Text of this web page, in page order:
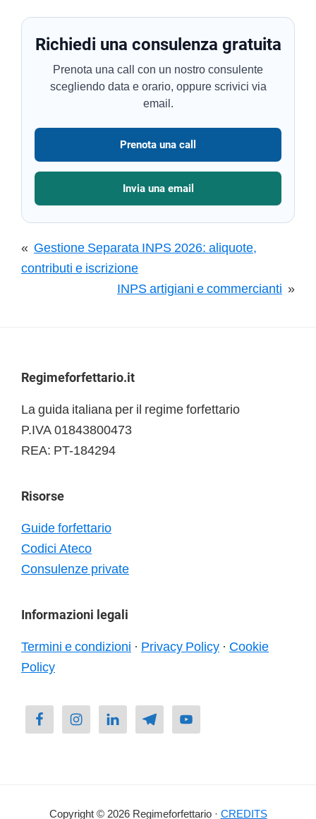
Richiedi una consulenza gratuita
Prenota una call con un nostro consulente
scegliendo data e orario, oppure scrivici via
email.
Prenota una call
Invia una email
« Gestione Separata INPS 2026: aliquote,
contributi e iscrizione
INPS artigiani e commercianti »
Footer
Regimeforfettario.it
La guida italiana per il regime forfettario
P.IVA 01843800473
REA: PT-184294
Risorse
Guide forfettario
Codici Ateco
Consulenze private
Informazioni legali
Termini e condizioni · Privacy Policy · Cookie
Policy
Copyright © 2026 Regimeforfettario · CREDITS